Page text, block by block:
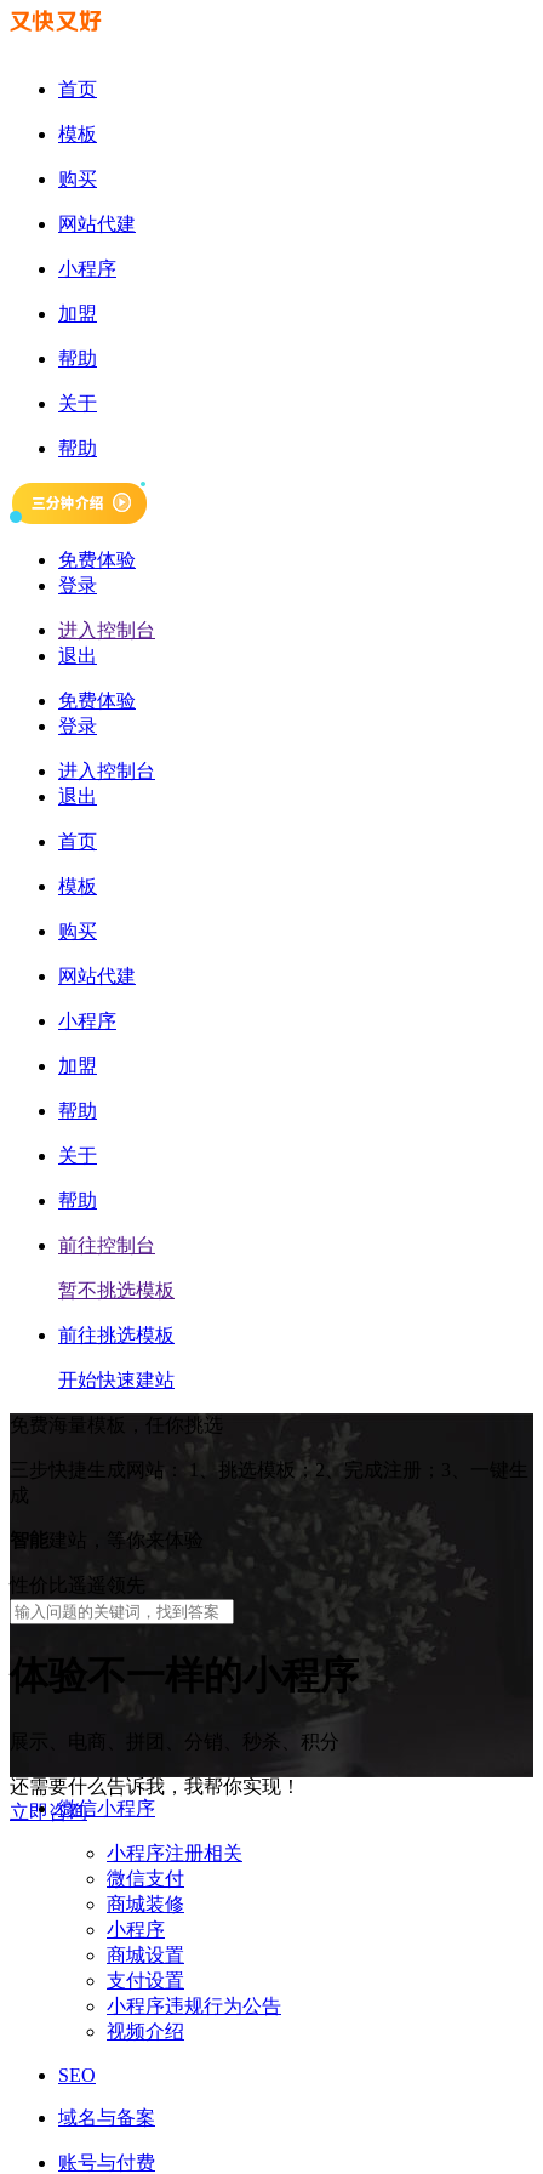
首页
模板
购买
网站代建
小程序
加盟
帮助
关于
帮助
免费体验
登录
进入控制台
退出
免费体验
登录
进入控制台
退出
首页
模板
购买
网站代建
小程序
加盟
帮助
关于
帮助
前往控制台
暂不挑选模板
前往挑选模板
开始快速建站
免费海量模板，任你挑选
三步快捷生成网站：
1、挑选模板；2、完成注册；3、一键生
成
智能 建站，等你来体验
性价比遥遥领先
体验 不一样 的小程序
展示、电商、拼团、分销、秒杀、积分
还需要什么告诉我，我帮你实现！
立即咨询微信小程序
小程序注册相关
微信支付
商城装修
小程序
商城设置
支付设置
小程序违规行为公告
视频介绍
SEO
域名与备案
账号与付费